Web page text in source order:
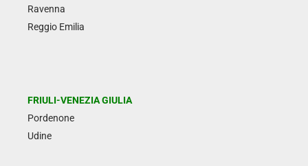
Ravenna
Reggio Emilia
FRIULI-VENEZIA GIULIA
Pordenone
Udine